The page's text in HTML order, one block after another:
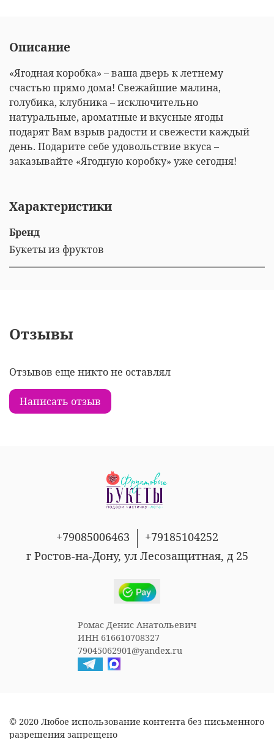
Описание
«Ягодная коробка» – ваша дверь к летнему
счастью прямо дома! Свежайшие малина,
голубика, клубника – исключительно
натуральные, ароматные и вкусные ягоды
подарят Вам взрыв радости и свежести каждый
день. Подарите себе удовольствие вкуса –
заказывайте «Ягодную коробку» уже сегодня!
Характеристики
Бренд
Букеты из фруктов
Отзывы
Отзывов еще никто не оставлял
Написать отзыв
+79085006463
+79185104252
г Ростов-на-Дону, ул Лесозащитная, д 25
Ромас Денис Анатольевич
ИНН 616610708327
79045062901@yandex.ru
© 2020 Любое использование контента без письменного
разрешения запрещено